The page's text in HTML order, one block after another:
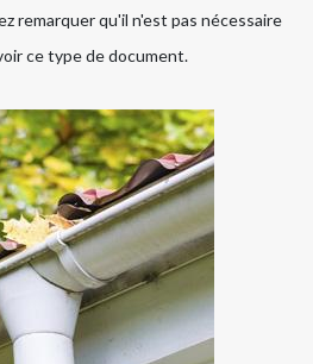
remarquer qu'il n'est pas nécessaire
ce type de document.